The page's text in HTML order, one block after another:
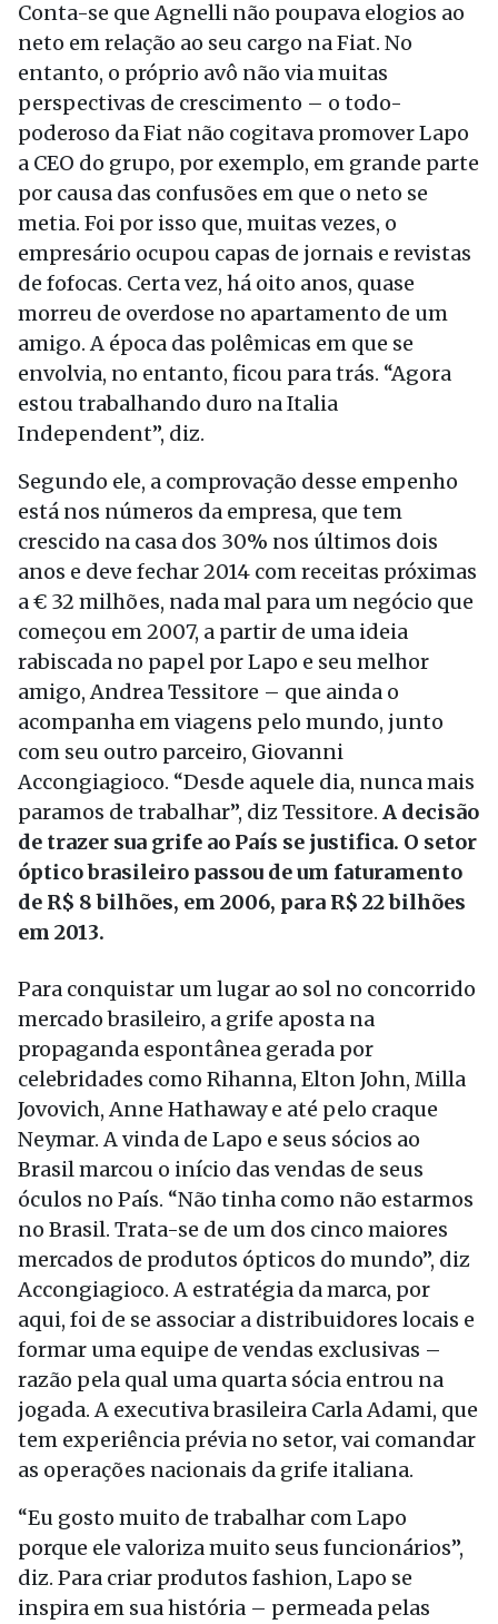
Conta-se que Agnelli não poupava elogios ao
neto em relação ao seu cargo na Fiat. No
entanto, o próprio avô não via muitas
perspectivas de crescimento – o todo-
poderoso da Fiat não cogitava promover Lapo
a CEO do grupo, por exemplo, em grande parte
por causa das confusões em que o neto se
metia. Foi por isso que, muitas vezes, o
empresário ocupou capas de jornais e revistas
de fofocas. Certa vez, há oito anos, quase
morreu de overdose no apartamento de um
amigo. A época das polêmicas em que se
envolvia, no entanto, ficou para trás. “Agora
estou trabalhando duro na Italia
Independent”, diz.
Segundo ele, a comprovação desse empenho
está nos números da empresa, que tem
crescido na casa dos 30% nos últimos dois
anos e deve fechar 2014 com receitas próximas
a € 32 milhões, nada mal para um negócio que
começou em 2007, a partir de uma ideia
rabiscada no papel por Lapo e seu melhor
amigo, Andrea Tessitore – que ainda o
acompanha em viagens pelo mundo, junto
com seu outro parceiro, Giovanni
Accongiagioco. “Desde aquele dia, nunca mais
paramos de trabalhar”, diz Tessitore. A decisão
de trazer sua grife ao País se justifica. O setor
óptico brasileiro passou de um faturamento
de R$ 8 bilhões, em 2006, para R$ 22 bilhões
em 2013.
Para conquistar um lugar ao sol no concorrido
mercado brasileiro, a grife aposta na
propaganda espontânea gerada por
celebridades como Rihanna, Elton John, Milla
Jovovich, Anne Hathaway e até pelo craque
Neymar. A vinda de Lapo e seus sócios ao
Brasil marcou o início das vendas de seus
óculos no País. “Não tinha como não estarmos
no Brasil. Trata-se de um dos cinco maiores
mercados de produtos ópticos do mundo”, diz
Accongiagioco. A estratégia da marca, por
aqui, foi de se associar a distribuidores locais e
formar uma equipe de vendas exclusivas –
razão pela qual uma quarta sócia entrou na
jogada. A executiva brasileira Carla Adami, que
tem experiência prévia no setor, vai comandar
as operações nacionais da grife italiana.
“Eu gosto muito de trabalhar com Lapo
porque ele valoriza muito seus funcionários”,
diz. Para criar produtos fashion, Lapo se
inspira em sua história – permeada pelas